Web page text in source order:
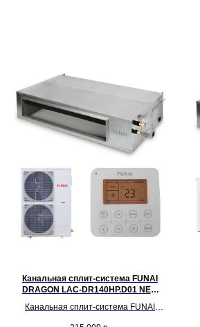
Канальная сплит-система FUNAI
DRAGON LAC-DR140HP.D01 NEW
Канальная сплит-система FUNAI